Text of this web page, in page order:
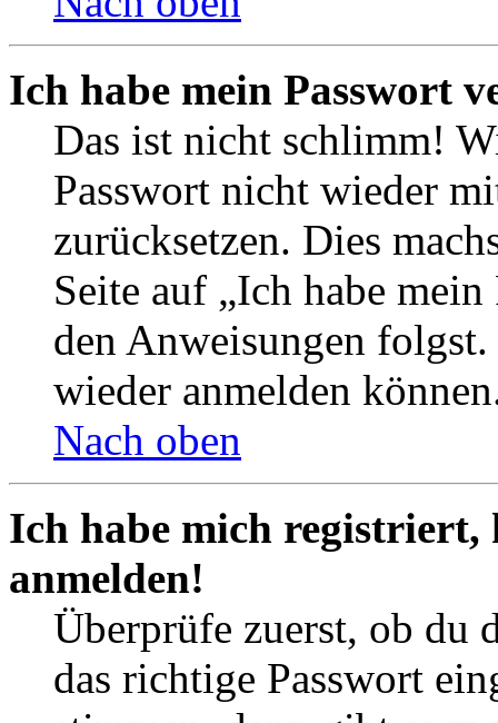
Ich habe mein Passwort
Das ist nicht schlimm!
Passwort nicht wieder
zurücksetzen. Dies
Seite auf „Ich habe
den Anweisungen
wieder anmelden
Nach oben
Ich habe mich
anmelden!
Überprüfe zuerst, ob du
das richtige Passwort